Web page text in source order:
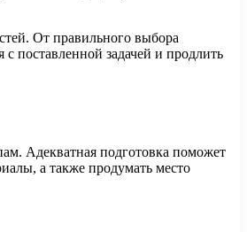
От правильного выбора
поставленной задачей и продлить
Адекватная подготовка поможет
а также продумать место